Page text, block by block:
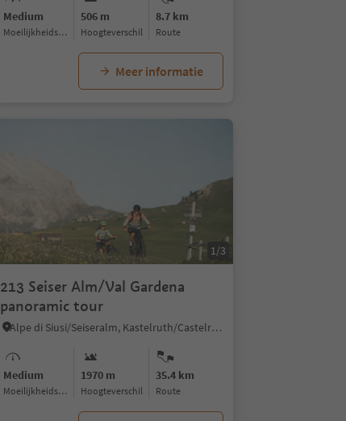
Medium
Moeilijkheidsgraad
506 m
Hoogteverschil
8.7 km
Route
Meer informatie
1/3
213 Seiser Alm/Val Gardena
panoramic tour
Alpe di Siusi/Seiseralm, Kastelruth/Castelrotto, Dolomites Region Seiser Alm
Medium
Moeilijkheidsgraad
1970 m
Hoogteverschil
35.4 km
Route